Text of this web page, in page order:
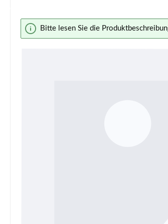
Bildergalerie überspringen
Bitte lesen Sie die